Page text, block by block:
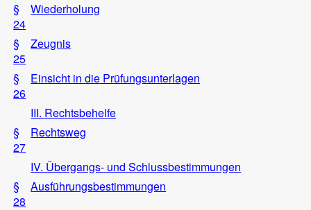
§
24
Wiederholung
§
25
Zeugnis
§
26
Einsicht in die Prüfungsunterlagen
III. Rechtsbehelfe
§
27
Rechtsweg
IV. Übergangs- und Schlussbestimmungen
§
28
Ausführungsbestimmungen